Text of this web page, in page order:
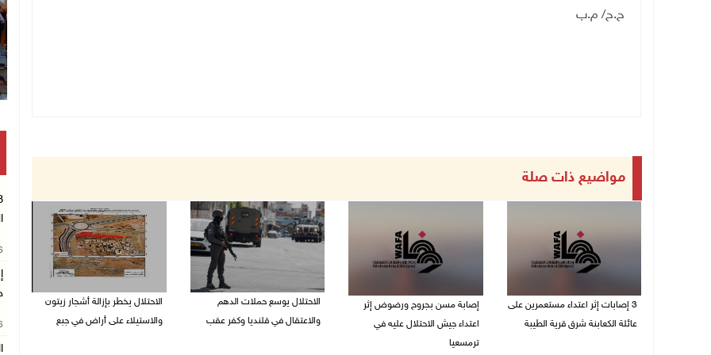
ح.ح/ م.ب
مواضيع ذات صلة
‏3 إصابات إثر اعتداء مستعمرين على
عائلة الكعابنة شرق قرية الطيبة
إصابة مسن بجروح ورضوض إثر
اعتداء جيش الاحتلال عليه في
ترمسعيا
الاحتلال يوسع حملات الدهم
والاعتقال في قلنديا وكفر عقب
الاحتلال يخطر بإزالة أشجار زيتون
والاستيلاء على أراض في جبع